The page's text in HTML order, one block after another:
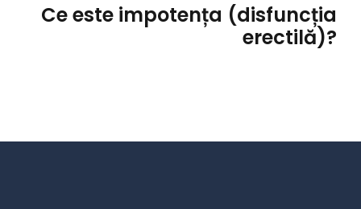
Ce este impotența (disfuncția
erectilă)?